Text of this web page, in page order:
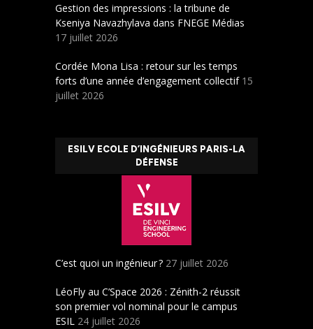
Gestion des impressions : la tribune de
Kseniya Navazhylava dans FNEGE Médias
17 juillet 2026
Cordée Mona Lisa : retour sur les temps
forts d’une année d’engagement collectif 15
juillet 2026
ESILV ECOLE D’INGÉNIEURS PARIS-LA
DÉFENSE
C’est quoi un ingénieur ? 27 juillet 2026
LéoFly au C’Space 2026 : Zénith-2 réussit
son premier vol nominal pour le campus
ESIL 24 juillet 2026